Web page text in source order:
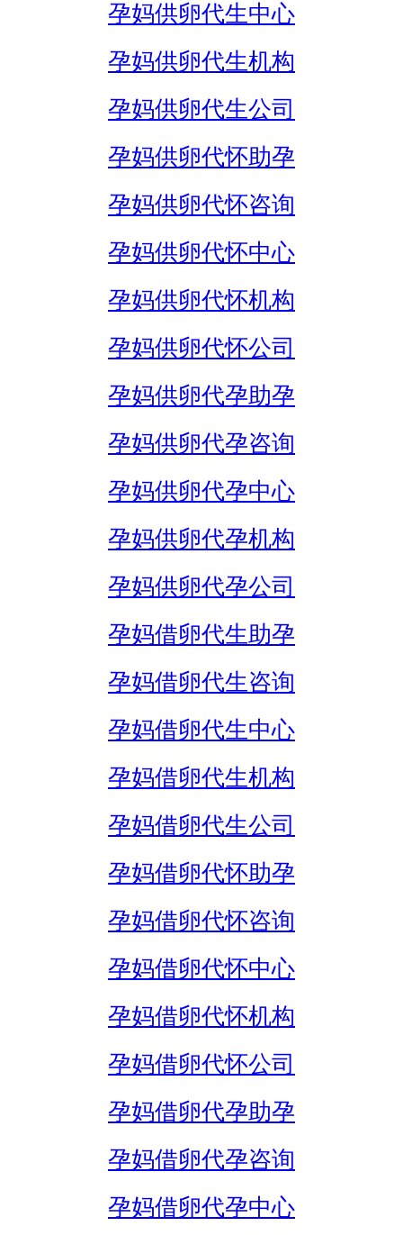
孕妈供卵代生中心
孕妈供卵代生机构
孕妈供卵代生公司
孕妈供卵代怀助孕
孕妈供卵代怀咨询
孕妈供卵代怀中心
孕妈供卵代怀机构
孕妈供卵代怀公司
孕妈供卵代孕助孕
孕妈供卵代孕咨询
孕妈供卵代孕中心
孕妈供卵代孕机构
孕妈供卵代孕公司
孕妈借卵代生助孕
孕妈借卵代生咨询
孕妈借卵代生中心
孕妈借卵代生机构
孕妈借卵代生公司
孕妈借卵代怀助孕
孕妈借卵代怀咨询
孕妈借卵代怀中心
孕妈借卵代怀机构
孕妈借卵代怀公司
孕妈借卵代孕助孕
孕妈借卵代孕咨询
孕妈借卵代孕中心